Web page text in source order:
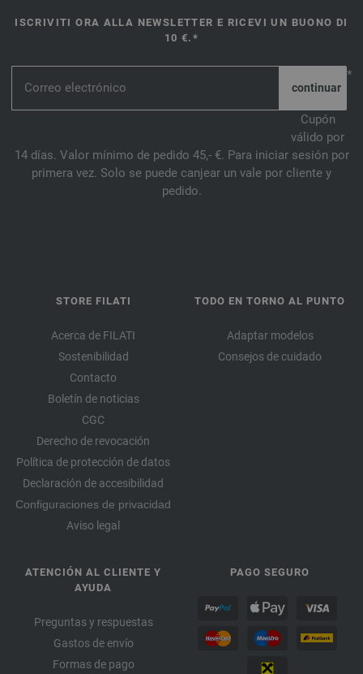
ISCRIVITI ORA ALLA NEWSLETTER E RICEVI UN BUONO DI
10 €.*
*
Cupón
válido por
14 días. Valor mínimo de pedido 45,- €. Para iniciar sesión por
primera vez. Solo se puede canjear un vale por cliente y
pedido.
STORE FILATI
Acerca de FILATI
Sostenibilidad
Contacto
Boletín de noticias
CGC
Derecho de revocación
Política de protección de datos
Declaración de accesibilidad
Configuraciones de privacidad
Aviso legal
TODO EN TORNO AL PUNTO
Adaptar modelos
Consejos de cuidado
ATENCIÓN AL CLIENTE Y
AYUDA
Preguntas y respuestas
Gastos de envío
Formas de pago
PAGO SEGURO